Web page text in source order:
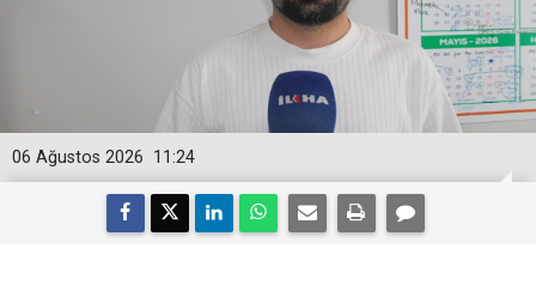
11:24
06 Ağustos 2026